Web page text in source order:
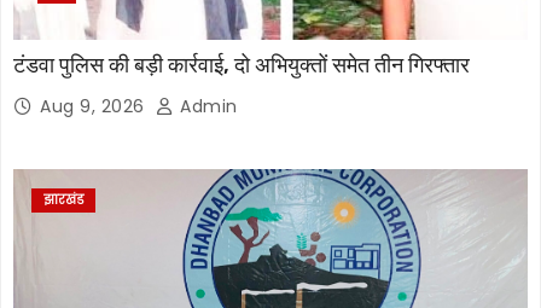
टंडवा पुलिस की बड़ी कार्रवाई, दो अभियुक्तों समेत तीन गिरफ्तार
Aug 9, 2026 Admin
झारखंड